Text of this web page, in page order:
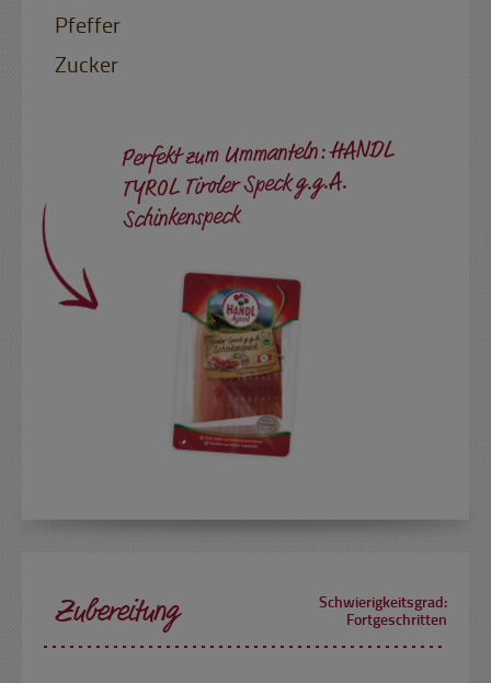
Pfeffer
Zucker
Perfekt zum Ummanteln: HANDL
TYROL Tiroler Speck g.g.A.
Schinkenspeck
Zubereitung
Schwierigkeitsgrad:
Fortgeschritten